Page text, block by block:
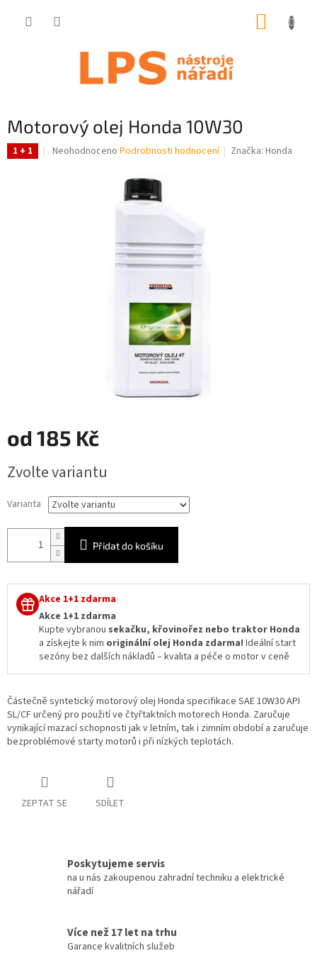
Motorový olej Honda 10W30
1 + 1
Průměrné
Neohodnoceno Podrobnosti hodnocení Značka:Honda
od 185 Kč
cena:
Zvolte variantu
Varianta
Přidat do košíku
Akce 1+1 zdarma
Akce 1+1 zdarma
Kupte vybranou sekačku, křovinořez nebo traktor Honda
a získejte k nim originální olej Honda zdarma! Ideální start
sezóny bez dalších nákladů – kvalita a péče o motor v ceně
Částečně syntetický motorový olej Honda specifikace SAE 10W30 API
SL/CF určený pro použití ve čtyřtaktních motorech Honda. Zaručuje
vynikající mazací schopnosti jak v letním, tak i zimním období a zaručuje
bezproblémové starty motorů i při nízkých teplotách.
ZEPTAT SE SDÍLET
Poskytujeme servis
na u nás zakoupenou zahradní techniku a elektrické
nářadí
Více než 17 let na trhu
Garance kvalitních služeb